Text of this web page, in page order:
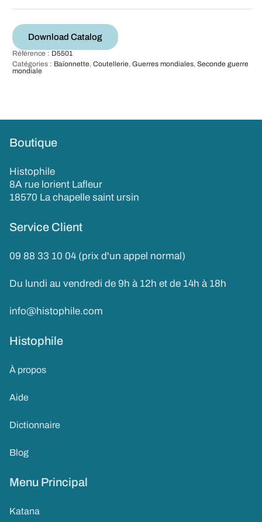
Download Catalog
Référence : D5501
Catégories : Baïonnette, Coutellerie, Guerres mondiales, Seconde guerre
mondiale
Boutique
Histophile
8A rue lorient Lafleur
18570 La chapelle saint ursin
Service Client
09 88 33 10 04 (prix d'un appel normal)
Du lundi au vendredi de 9h à 12h et de 14h à 18h
info@histophile.com
Histophile
À propos
Aide
Dictionnaire
Blog
Menu Principal
Katana